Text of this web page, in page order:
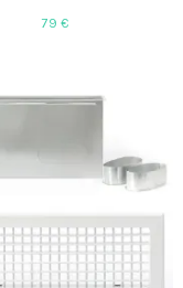
79 €